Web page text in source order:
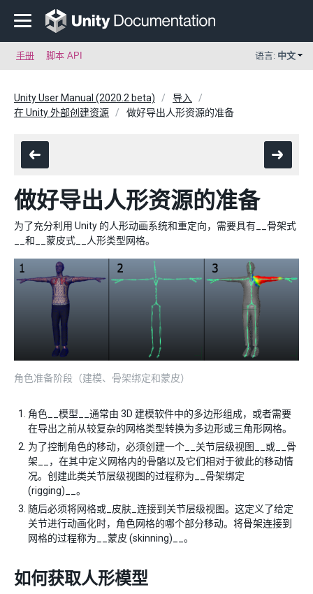
手册 脚本 API 语言: 中文
Unity User Manual (2020.2 beta)
导入
在 Unity 外部创建资源
做好导出人形资源的准备
做好导出人形资源的准备
为了充分利用 Unity 的人形动画系统和重定向，需要具有__骨架式
__和__蒙皮式__人形类型网格。
角色准备阶段（建模、骨架绑定和蒙皮）
角色__模型__通常由 3D 建模软件中的多边形组成，或者需要
在导出之前从较复杂的网格类型转换为多边形或三角形网格。
为了控制角色的移动，必须创建一个__关节层级视图__或__骨
架__，在其中定义网格内的骨骼以及它们相对于彼此的移动情
况。创建此类关节层级视图的过程称为__骨架绑定
(rigging)__。
随后必须将网格或_皮肤_连接到关节层级视图。这定义了给定
关节进行动画化时，角色网格的哪个部分移动。将骨架连接到
网格的过程称为__蒙皮 (skinning)__。
如何获取人形模型